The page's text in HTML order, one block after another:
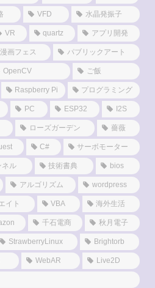
VFD 水晶発振子
VR quartz アプリ開発
漫画フェス パブリックアート
OpenCV ご飯
Raspberry Pi プログラミング
PC ESP32 I2S
ローズガーデン 薔薇
C# サーボモーター
ネル 技術書典 bios
アルゴリズム wordpress
イト VBA 海外生活
千石電商 秋月電子
StrawberryLinux Brightorb
WebAR Live2D